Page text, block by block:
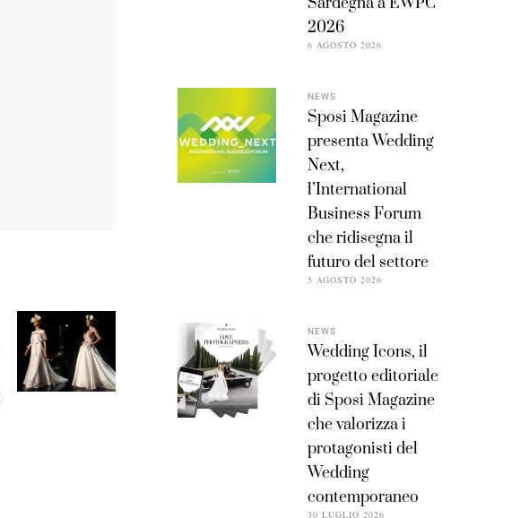
2026
6 AGOSTO 2026
NEWS
Sposi Magazine
presenta Wedding
Next,
l’International
Business Forum
che ridisegna il
futuro del settore
5 AGOSTO 2026
NEWS
Wedding Icons, il
progetto editoriale
di Sposi Magazine
che valorizza i
protagonisti del
Wedding
contemporaneo
30 LUGLIO 2026